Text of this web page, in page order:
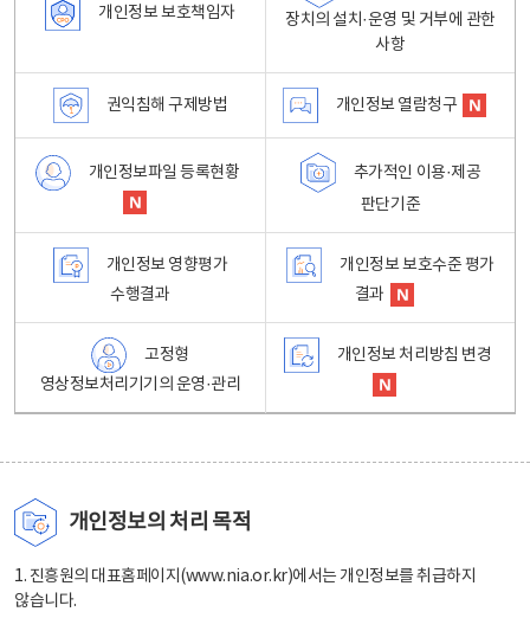
개인정보 보호책임자
장치의 설치·운영 및 거부에 관한
사항
권익침해 구제방법 개인정보 열람청구
개인정보파일 등록현황
추가적인 이용·제공
판단기준
개인정보 영향평가
수행결과
개인정보 보호수준 평가
결과
고정형
영상정보처리기기의 운영·관리
개인정보 처리방침 변경
개인정보의 처리 목적
1. 진흥원의 대표홈페이지(www.nia.or.kr)에서는 개인정보를 취급하지
않습니다.